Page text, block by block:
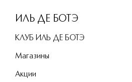
ИЛЬ ДЕ БОТЭ
КЛУБ ИЛЬ ДЕ БОТЭ
Магазины
Акции